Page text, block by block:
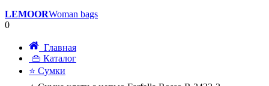
LEMOORWoman bags
0
Главная
👜 Каталог
⭐ Сумки